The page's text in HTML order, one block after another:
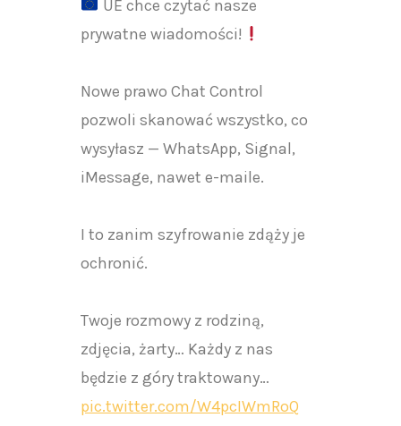
UE chce czytać nasze
prywatne wiadomości!
Nowe prawo Chat Control
pozwoli skanować wszystko, co
wysyłasz — WhatsApp, Signal,
iMessage, nawet e-maile.
I to zanim szyfrowanie zdąży je
ochronić.
Twoje rozmowy z rodziną,
zdjęcia, żarty… Każdy z nas
będzie z góry traktowany…
pic.twitter.com/W4pcIWmRoQ